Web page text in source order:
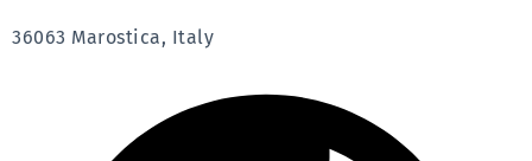
36063 Marostica, Italy